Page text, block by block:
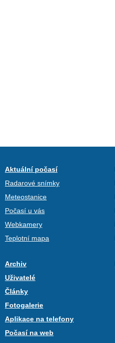
Aktuální počasí
Radarové snímky
Meteostanice
Počasí u vás
Webkamery
Teplotní mapa
Archiv
Uživatelé
Články
Fotogalerie
Aplikace na telefony
Počasí na web